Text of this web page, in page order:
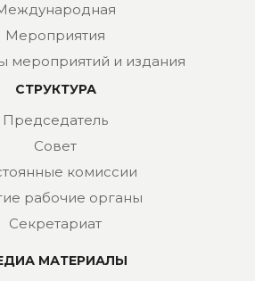
Мероприятия
мероприятий и издания
СТРУКТУРА
Председатель
Совет
комиссии
рабочие органы
Секретариат
МАТЕРИАЛЫ